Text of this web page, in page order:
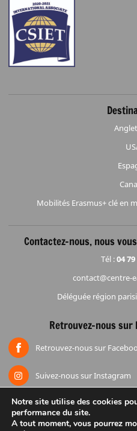
Mobilités Erasmus+ clé en
Contactez-nous, nous
Tél :04
contact@centre-
Déléguée région
Retrouvez-nous sur
Retrouvez-nous sur
Suivez-nous sur Instagram
Accueil Mentions légales
Notre site utilise des cookies
performance du site.
A tout moment, vous pourrez